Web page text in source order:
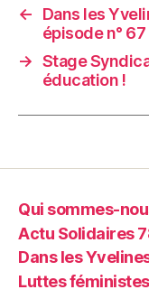
←
Dans les
épisode n° 67
→ Stage
éducation !
Qui sommes-
Actu Solidaires
Dans les
Luttes féministes